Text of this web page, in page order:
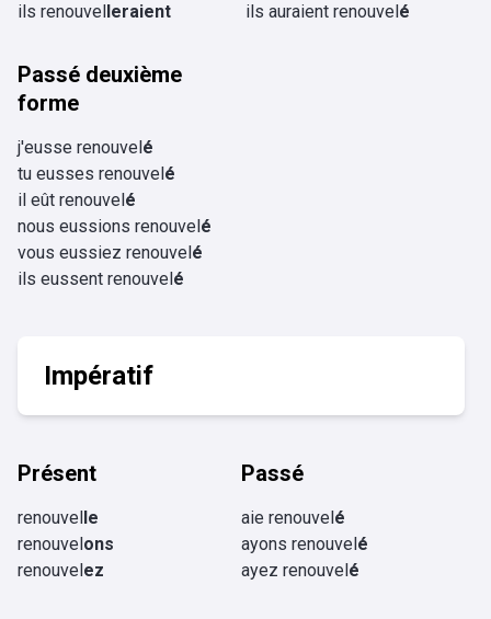
ils renouvelleraient ils auraient renouvelé
Passé deuxième
forme
j'eusse renouvelé
tu eusses renouvelé
il eût renouvelé
nous eussions renouvelé
vous eussiez renouvelé
ils eussent renouvelé
Impératif
Présent
renouvelle
renouvelons
renouvelez
Passé
aie renouvelé
ayons renouvelé
ayez renouvelé